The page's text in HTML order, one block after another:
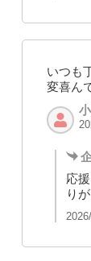
いつも
変喜ん
応
り